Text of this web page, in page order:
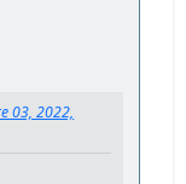
03, 2022,